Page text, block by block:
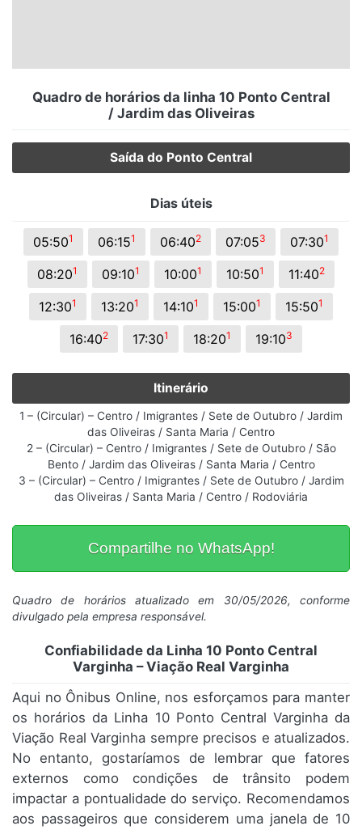
Quadro de horários da linha 10 Ponto Central
/ Jardim das Oliveiras
Saída do Ponto Central
Dias úteis
05:501 06:151 06:402 07:053 07:301
08:201 09:101 10:001 10:501 11:402
12:301 13:201 14:101 15:001 15:501
16:402 17:301 18:201 19:103
Itinerário
1 – (Circular) – Centro / Imigrantes / Sete de Outubro / Jardim
das Oliveiras / Santa Maria / Centro
2 – (Circular) – Centro / Imigrantes / Sete de Outubro / São
Bento / Jardim das Oliveiras / Santa Maria / Centro
3 – (Circular) – Centro / Imigrantes / Sete de Outubro / Jardim
das Oliveiras / Santa Maria / Centro / Rodoviária
Compartilhe no WhatsApp!
Quadro de horários atualizado em 30/05/2026, conforme
divulgado pela empresa responsável.
Confiabilidade da Linha 10 Ponto Central
Varginha – Viação Real Varginha
Aqui no Ônibus Online, nos esforçamos para manter
os horários da Linha 10 Ponto Central Varginha da
Viação Real Varginha sempre precisos e atualizados.
No entanto, gostaríamos de lembrar que fatores
externos como condições de trânsito podem
impactar a pontualidade do serviço. Recomendamos
aos passageiros que considerem uma janela de 10